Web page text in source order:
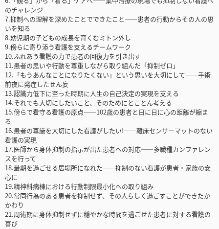
のチャレンジ
7.抑制への理解を深めたことでできたこと――患者の行動からその人の思
いを知る
8.幼児期の子どもの成長を育くむミトン外し
9.傍らに寄り添う看護を支えるチームワーク
10.ふれあう看護の力で患者の回復力を引き出す
11.患者の思いや行動を尊重しながら取り組んだ「抑制ゼロ」
12.「もうあんなことになりたくない」という思いを大切にして――手術
前夜に発症したせん妄
13.認識力低下に至った時期に人生の自己決定の実現を支える
14.それでも大切にしたいこと、そのためにとことん考える
15.傍らで看守る看護の原点――102歳の患者と日に日に心の距離が縮ま
る
16.患者の尊厳を大切にした看護がしたい!――離床センサーマットのない
看護の実現
17.医師から身体抑制の指示が出た患者への対応――多職種カンファレン
スを行って
18.最期を過ごせる居場所になれた――抑制のない看護が患者・家族の安
心に
19.精神科病棟における行動制限最小化への取り組み
20.常同行為のある患者を抑制せず、その人らしく過ごすことができたか
かわり
21.周術期に身体抑制せずに穏やかな時間を過ごせた患者に対する看護の
喜び